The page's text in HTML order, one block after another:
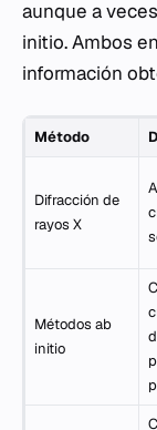
aunque a
initio. Ambos
información
Método
Difracción de
rayos X
Métodos ab
initio